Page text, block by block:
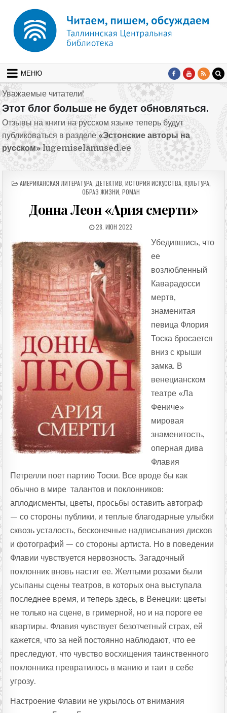
МЕНЮ
Уважаемые читатели!
Этот блог больше не будет обновляться.
Отзывы на книги на русском языке теперь будут
публиковаться в разделе«Эстонские авторы на
русском» lugemiselamused.ee
ОПУБЛИКОВАНО В
АМЕРИКАНСКАЯ ЛИТЕРАТУРА, ДЕТЕКТИВ ИСТОРИЯ ИСКУССТВА, КУЛЬТУРА,
ОБРАЗ ЖИЗНИ РОМАН
Донна Леон «Ария смерти»
ДАТА ПУБЛИКАЦИИ:
28. ИЮН 2022
Убедившись, что
ее
возлюбленный
Каварадосси
мертв,
знаменитая
певица Флория
Тоска бросается
вниз с крыши
замка. В
венецианском
театре «Ла
Фениче»
мировая
знаменитость,
оперная дива
Флавия
Петрелли поет партию Тоски. Все вроде бы как
обычно в мире талантов и поклонников:
аплодисменты, цветы, просьбы оставить автограф
— со стороны публики, и теплые благодарные улыбки
сквозь усталость, бесконечные надписывания дисков
и фотографий — со стороны артиста. Но в поведении
Флавии чувствуется нервозность. Загадочный
поклонник вновь настиг ее. Желтыми розами были
усыпаны сцены театров, в которых она выступала
последнее время, и теперь здесь, в Венеции: цветы
не только на сцене, в гримерной, но и на пороге ее
квартиры. Флавия чувствует безотчетный страх, ей
кажется, что за ней постоянно наблюдают, что ее
преследуют, что чувство восхищения таинственного
поклонника превратилось в манию и таит в себе
угрозу.
Настроение Флавии не укрылось от внимания